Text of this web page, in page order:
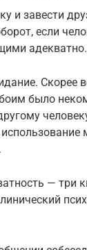
и завести
если
адекватно.
Скорее
было
— три